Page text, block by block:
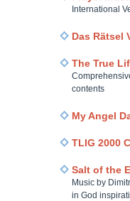
International
Das Rätsel
The True
contents
My Angel
TLIG 2000
Salt of the
Music by
in God